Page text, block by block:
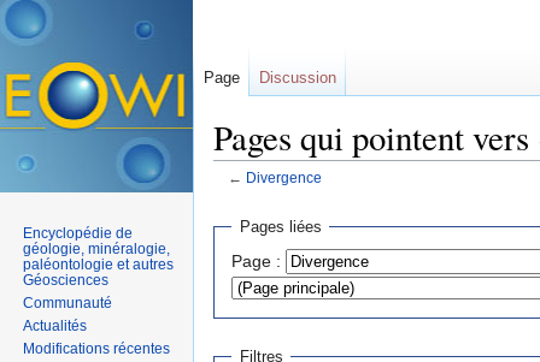
Pages qui pointent
← Divergence
Pages liées
Page :
Filtres
Page Discussion
Encyclopédie de
géologie, minéralogie,
paléontologie et autres
Géosciences
Communauté
Actualités
Modifications récentes